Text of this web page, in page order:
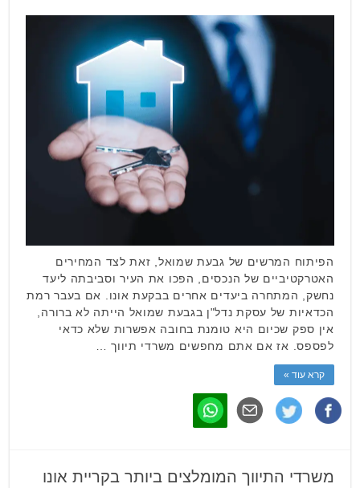
הפיתוח המרשים של גבעת שמואל, זאת לצד המחירים
האטרקטיביים של הנכסים, הפכו את העיר וסביבתה ליעד
נחשק, המתחרה ביעדים אחרים בבקעת אונו. אם בעבר רמת
הכדאיות של עסקת נדל"ן בגבעת שמואל הייתה לא ברורה,
אין ספק שכיום היא טומנת בחובה אפשרות שלא כדאי
לפספס. אז אם אתם מחפשים משרדי תיווך …
קרא עוד »
משרדי התיווך המומלצים ביותר בקריית אונו